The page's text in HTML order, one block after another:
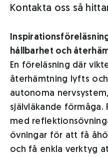
Kontakta oss så
hållbarhet och
En föreläsning där
återhämtning lyfts
autonoma
självläkande förmåga.
med
övningar för att få
och få enkla verktyg